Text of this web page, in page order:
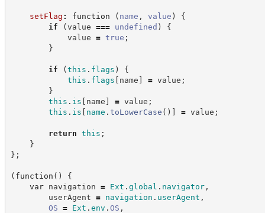
setFlag : function ( name , value )
{
if
(value === undefined )
{
value = true ;
}
if (this . flags )
{
this . flags [ name ] = value ;
}
this . is [ name ] = value ;
this . is [ name .toLowerCase ( ) ] = value ;
return this ;
}
} ;
( function ( )
{
var navigation = Ext .global . navigator ,
userAgent = navigation . userAgent ,
OS
= Ext .env .OS ,